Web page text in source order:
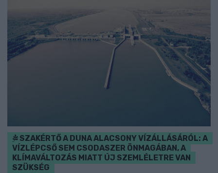
SZAKÉRTŐ A DUNA ALACSONY VÍZÁLLÁSÁRÓL: A
VÍZLÉPCSŐ SEM CSODASZER ÖNMAGÁBAN, A
KLÍMAVÁLTOZÁS MIATT ÚJ SZEMLÉLETRE VAN
SZÜKSÉG